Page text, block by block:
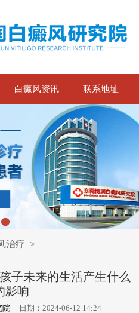
白癜风资讯 联系地址
治疗 >
子未来的生活产生什么
影响
院 日期：2024-06-12 14:24